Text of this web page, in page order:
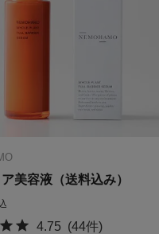
美容液（送料込み）
4.75 (44件)